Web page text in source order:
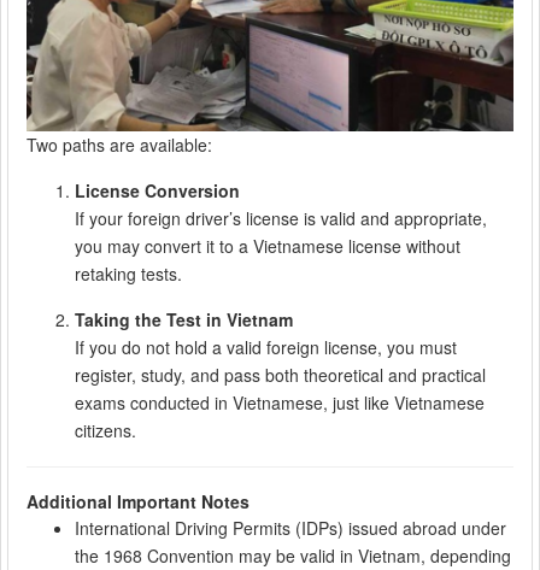
Two paths are available:
License Conversion
If your foreign driver’s license is valid and appropriate,
you may convert it to a Vietnamese license without
retaking tests.
Taking the Test in Vietnam
If you do not hold a valid foreign license, you must
register, study, and pass both theoretical and practical
exams conducted in Vietnamese, just like Vietnamese
citizens.
Additional Important Notes
International Driving Permits (IDPs) issued abroad under
the 1968 Convention may be valid in Vietnam, depending